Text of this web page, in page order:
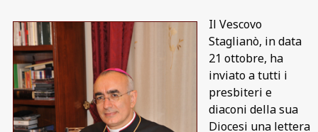
Il Vescovo
Staglianò, in data
21 ottobre, ha
inviato a tutti i
presbiteri e
diaconi della sua
Diocesi una lettera